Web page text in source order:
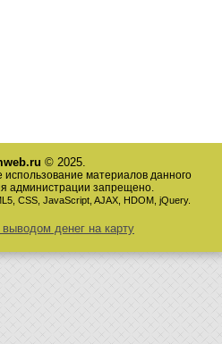
© 2025.
материалов данного
администрации запрещено.
CSS, JavaScript, AJAX, HDOM, jQuery.
денег на карту